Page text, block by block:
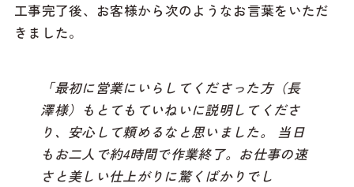
工事完了後、お客様から次のようなお言葉をいただ
きました。
「最初に営業にいらしてくださった方（長
澤様）もとてもていねいに説明してくださ
り、安心して頼めるなと思いました。 当日
もお二人で約4時間で作業終了。お仕事の速
さと美しい仕上がりに驚くばかりでし